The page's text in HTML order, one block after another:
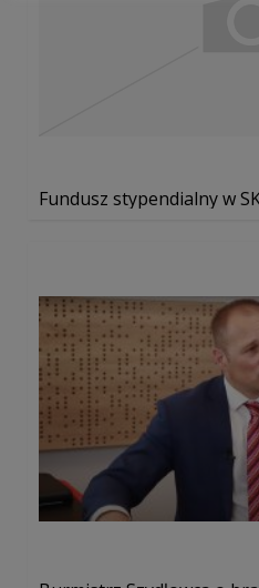
Fundusz stypendialny w